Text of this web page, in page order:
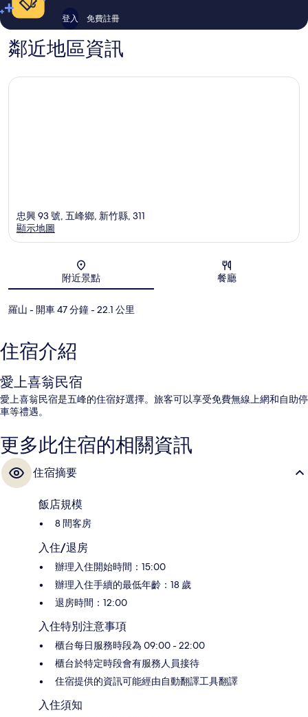
登入 免費註冊
鄰近地區資訊
忠興 93 號, 五峰鄉, 新竹縣, 311
顯示地圖
附近景點 餐廳
羅山 - 開車 47 分鐘- 22.1 公里
住宿介紹
愛上喜翁民宿
愛上喜翁民宿是五峰的住宿好選擇。旅客可以享受免費無線上網和自助停
車等禮遇。
更多此住宿的相關資訊
住宿摘要
飯店規模
8 間客房
入住/退房
辦理入住開始時間：15:00
辦理入住手續的最低年齡：18 歲
退房時間：12:00
入住特別注意事項
櫃台每日服務時段為 09:00 - 22:00
櫃台於特定時段會有服務人員接待
住宿提供的資訊可能經由自動翻譯工具翻譯
入住須知